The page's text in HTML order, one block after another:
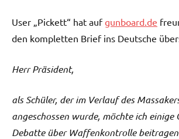
User „Pickett“ hat aufgunboard.de
den kompletten Brief ins Deutsche
Herr Präsident,
als Schüler, der im Verlauf des
angeschossen wurde, möchte ich einige
Debatte über Waffenkontrolle